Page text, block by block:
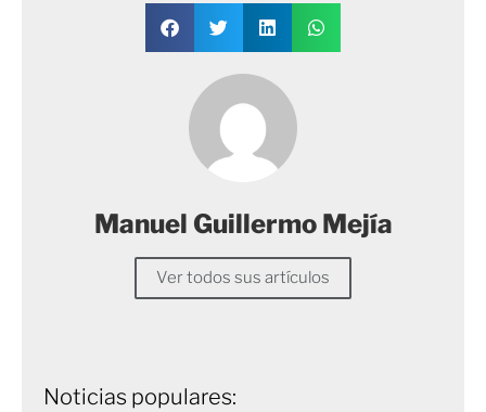
Manuel Guillermo Mejía
Ver todos sus artículos
Noticias populares: